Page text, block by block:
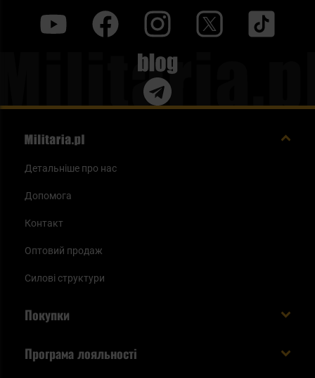
Blog
Детальніше про нас
Допомога
Контакт
Оптовий продаж
Силові структури
Покупки
Програма лояльності